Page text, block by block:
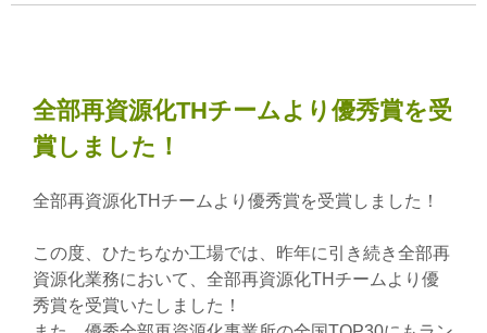
全部再資源化THチームより優秀賞を受
賞しました！
全部再資源化THチームより優秀賞を受賞しました！
この度、ひたちなか工場では、昨年に引き続き全部再
資源化業務において、全部再資源化THチームより優
秀賞を受賞いたしました！